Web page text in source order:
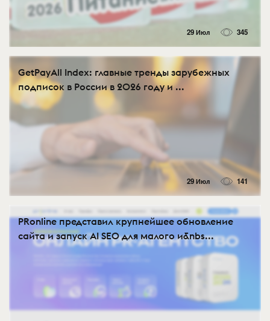
29 Июл 345
GetPayAll Index: главные тренды зарубежных
подписок в России в 2026 году и ...
29 Июл 141
PRonline представил крупнейшее обновление
сайта и запуск AI SEO для малого и&nbs...